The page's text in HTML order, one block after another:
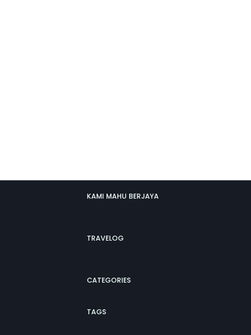
KAMI MAHU BERJAYA
TRAVELOG
CATEGORIES
TAGS